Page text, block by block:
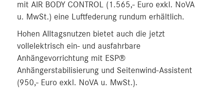
mit AIR BODY CONTROL (1.565,- Euro exkl. NoVA
u. MwSt.) eine Luftfederung rundum erhältlich.
Hohen Alltagsnutzen bietet auch die jetzt
vollelektrisch ein- und ausfahrbare
Anhängevorrichtung mit ESP®
Anhängerstabilisierung und Seitenwind-Assistent
(950,- Euro exkl. NoVA u. MwSt.).